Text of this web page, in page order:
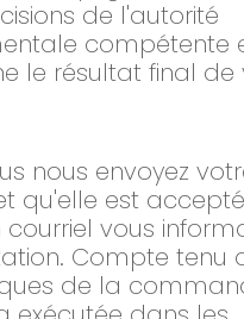
de l'autorité
compétente
le résultat final de
nous envoyez
qu'elle est
courriel vous
Compte tenu
de la